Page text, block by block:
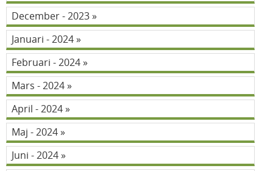
December - 2023
Januari - 2024
Februari - 2024
Mars - 2024
April - 2024
Maj - 2024
Juni - 2024